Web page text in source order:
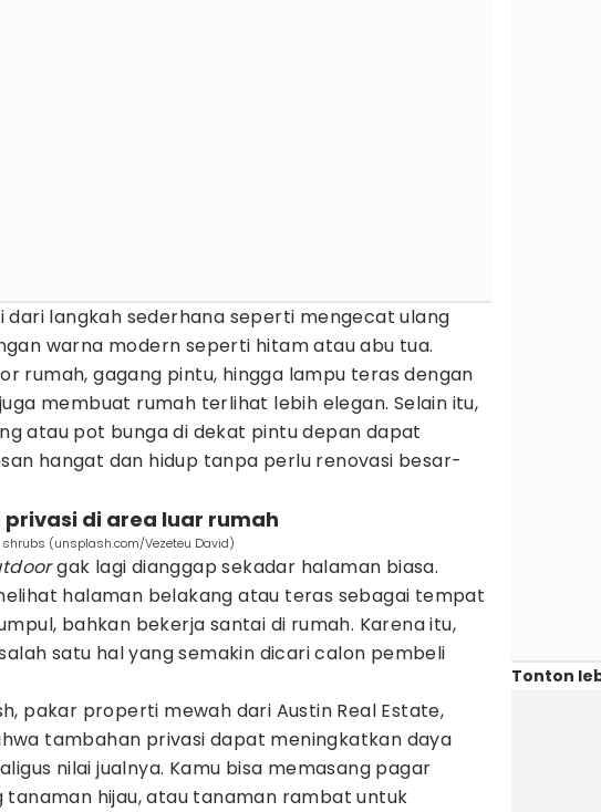
dari langkah sederhana seperti mengecat ulang
warna modern seperti hitam atau abu tua.
rumah, gagang pintu, hingga lampu teras dengan
membuat rumah terlihat lebih elegan. Selain itu,
atau pot bunga di dekat pintu depan dapat
hangat dan hidup tanpa perlu renovasi besar-
privasi di area luar rumah
(unsplash.com/Vezeteu David)
gak lagi dianggap sekadar halaman biasa.
halaman belakang atau teras sebagai tempat
bahkan bekerja santai di rumah. Karena itu,
satu hal yang semakin dicari calon pembeli
pakar properti mewah dari Austin Real Estate,
tambahan privasi dapat meningkatkan daya
nilai jualnya. Kamu bisa memasang pagar
tanaman hijau, atau tanaman rambat untuk
Tonton